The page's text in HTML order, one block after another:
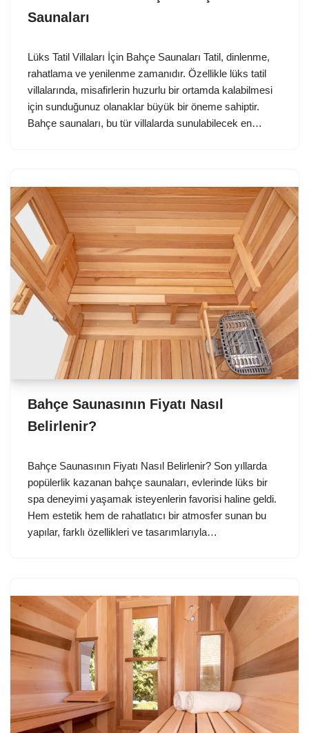
Saunaları
Lüks Tatil Villaları İçin Bahçe Saunaları Tatil, dinlenme,
rahatlama ve yenilenme zamanıdır. Özellikle lüks tatil
villalarında, misafirlerin huzurlu bir ortamda kalabilmesi
için sunduğunuz olanaklar büyük bir öneme sahiptir.
Bahçe saunaları, bu tür villalarda sunulabilecek en…
Bahçe Saunasının Fiyatı Nasıl
Belirlenir?
Bahçe Saunasının Fiyatı Nasıl Belirlenir? Son yıllarda
popülerlik kazanan bahçe saunaları, evlerinde lüks bir
spa deneyimi yaşamak isteyenlerin favorisi haline geldi.
Hem estetik hem de rahatlatıcı bir atmosfer sunan bu
yapılar, farklı özellikleri ve tasarımlarıyla…